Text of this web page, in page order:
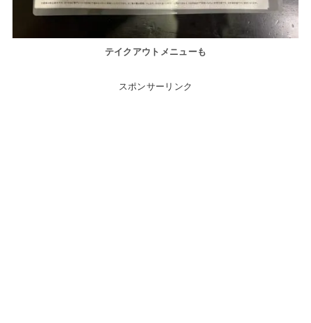
テイクアウトメニューも
スポンサーリンク